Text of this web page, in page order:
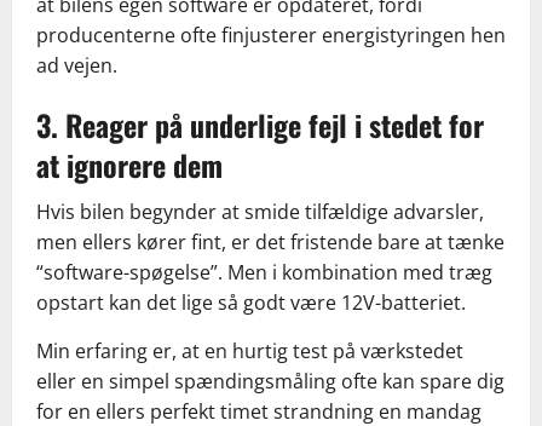
producenterne ofte finjusterer energistyringen hen
ad vejen.
3. Reager på underlige fejl i stedet for
at ignorere dem
Hvis bilen begynder at smide tilfældige advarsler,
men ellers kører fint, er det fristende bare at tænke
“software-spøgelse”. Men i kombination med træg
opstart kan det lige så godt være 12V-batteriet.
Min erfaring er, at en hurtig test på værkstedet
eller en simpel spændingsmåling ofte kan spare dig
for en ellers perfekt timet strandning en mandag